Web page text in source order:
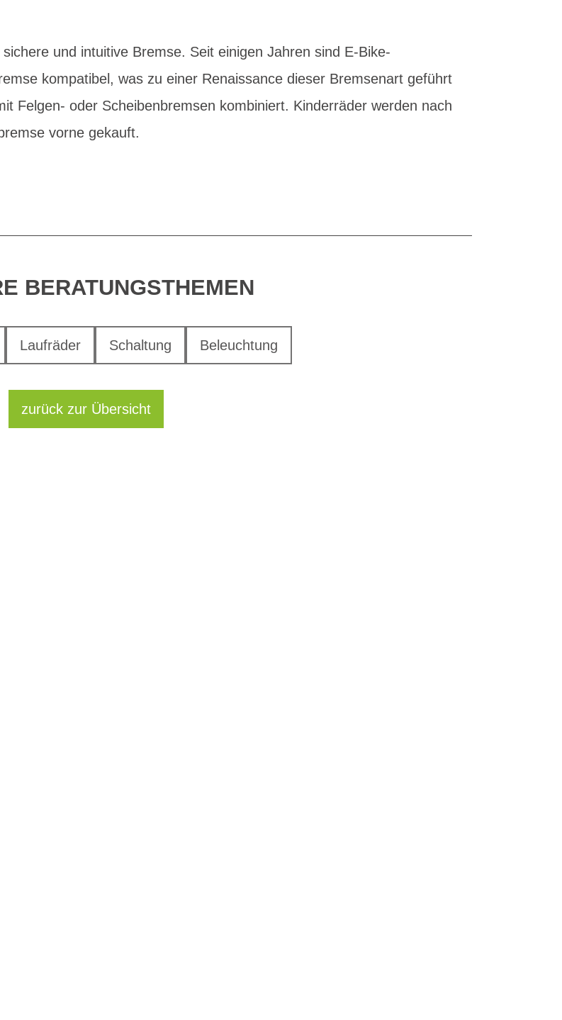
und intuitive Bremse. Seit einigen Jahren sind E-Bike-
kompatibel, was zu einer Renaissance dieser Bremsenart geführt
Felgen- oder Scheibenbremsen kombiniert. Kinderräder werden nach
vorne gekauft.
BERATUNGSTHEMEN
Laufräder Schaltung Beleuchtung
zurück zur Übersicht